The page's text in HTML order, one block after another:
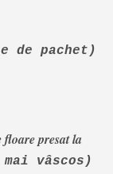
de pachet)
presat la
vâscos)